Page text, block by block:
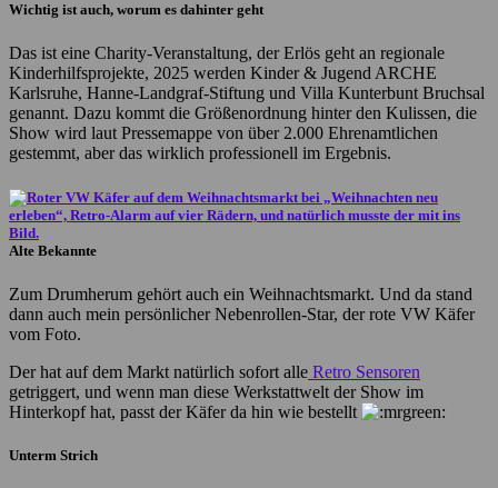
Wichtig ist auch, worum es dahinter geht
Das ist eine Charity-Veranstaltung, der Erlös geht an regionale
Kinderhilfsprojekte, 2025 werden Kinder & Jugend ARCHE
Karlsruhe, Hanne-Landgraf-Stiftung und Villa Kunterbunt Bruchsal
genannt. Dazu kommt die Größenordnung hinter den Kulissen, die
Show wird laut Pressemappe von über 2.000 Ehrenamtlichen
gestemmt, aber das wirklich professionell im Ergebnis.
Alte Bekannte
Zum Drumherum gehört auch ein Weihnachtsmarkt. Und da stand
dann auch mein persönlicher Nebenrollen-Star, der rote VW Käfer
vom Foto.
Der hat auf dem Markt natürlich sofort alle Retro Sensoren
getriggert, und wenn man diese Werkstattwelt der Show im
Hinterkopf hat, passt der Käfer da hin wie bestellt
Unterm Strich